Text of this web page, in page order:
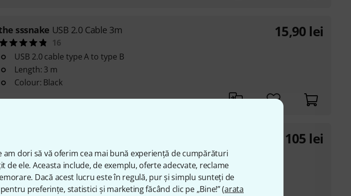
dori să vă oferim cea mai bună experiență de cumpărături
de ele. Aceasta include, de exemplu, oferte adecvate, reclame
Dacă acest lucru este în regulă, pur și simplu sunteți de
preferințe, statistici și marketing făcând clic pe „Bine!” (arata
sssnake USB 2.0 Cable 3m
16
USB 2.0 cable type A to type B
Length: 3 m
Colour: Black
Disponibil in 1–2 Saptamani
15,90 lei
11
Gold plated 15 pin VGA plug
Individually shielded RGB video cables
Fully wired 3x Coax RGB + 8 control lines
105 lei